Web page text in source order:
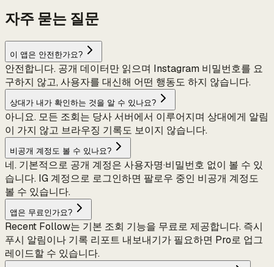
자주 묻는 질문
이 앱은 안전한가요?
안전합니다. 공개 데이터만 읽으며 Instagram 비밀번호를 요
구하지 않고, 사용자를 대신해 어떤 행동도 하지 않습니다.
상대가 내가 확인하는 것을 알 수 있나요?
아니요. 모든 조회는 당사 서버에서 이루어지며 상대에게 알림
이 가지 않고 브라우징 기록도 보이지 않습니다.
비공개 계정도 볼 수 있나요?
네. 기본적으로 공개 계정은 사용자명·비밀번호 없이 볼 수 있
습니다. IG 계정으로 로그인하면 팔로우 중인 비공개 계정도
볼 수 있습니다.
앱은 무료인가요?
Recent Follow는 기본 조회 기능을 무료로 제공합니다. 즉시
푸시 알림이나 기록 리포트 내보내기가 필요하면 Pro로 업그
레이드할 수 있습니다.